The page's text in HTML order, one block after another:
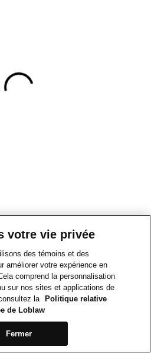
votre vie privée
des témoins et des
améliorer votre expérience en
comprend la personnalisation
sur nos sites et applications de
la
Politique relative
de Loblaw
Fermer